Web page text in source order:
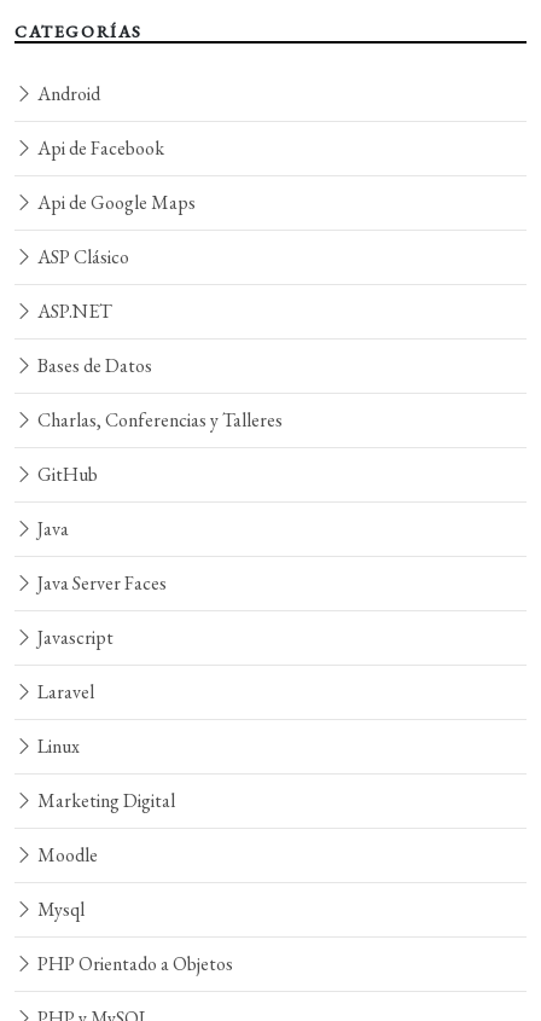
CATEGORÍAS
Android
Api de Facebook
Api de Google Maps
ASP Clásico
ASP.NET
Bases de Datos
Charlas, Conferencias y Talleres
GitHub
Java
Java Server Faces
Javascript
Laravel
Linux
Marketing Digital
Moodle
Mysql
PHP Orientado a Objetos